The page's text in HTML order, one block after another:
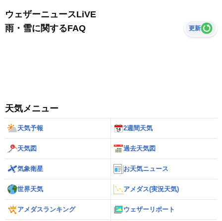
ウェザーニュースLiVE
雨・雪に関するFAQ
更新
天気メニュー
天気予報 2週間天気
天気図 過去天気図
気象衛星 お天気ニュース
世界天気 アメダス(実況天気)
アメダスランキング ウェザーリポート